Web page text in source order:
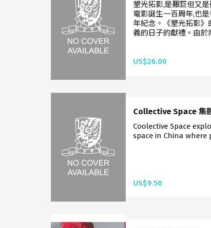
墾光拓影,是艱巨但又
電影誕生一百周年,也
年紀念。《墾光拓影》
義的日子的獻禮。由於
US$26.00
Collective Space 集
Coolective Space
space in China where
US$9.50